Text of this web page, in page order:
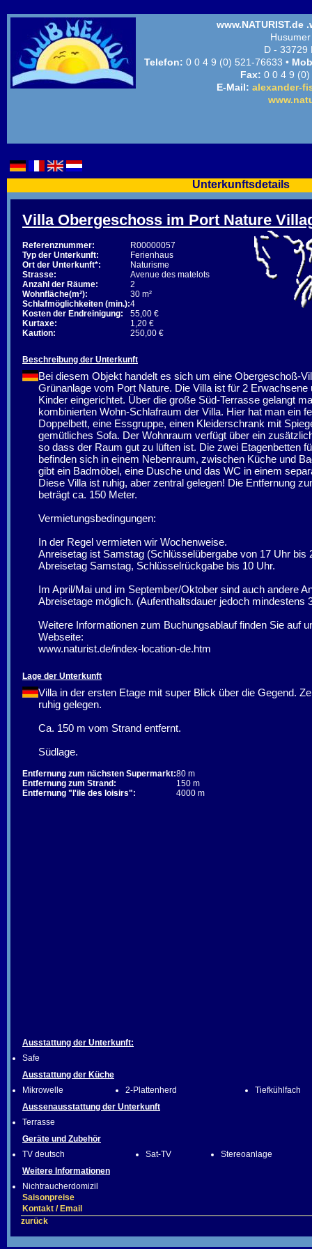
www.NATURIST.de
D - 33729
Telefon: 0 0 4 9 (0) 521-76633 •
Fax: 0 0 4 9
E-Mail: alexander-
Unterkunftsdetails
Villa Obergeschoss im Port Nature
Referenznummer:
R00000057
Typ der Unterkunft:
Ferienhaus
Ort der Unterkunft*:
Naturisme
Strasse:
Avenue des matelots
Anzahl der Räume:
2
Wohnfläche(m²):
30 m²
Schlafmöglichkeiten (min.):4
Kosten der Endreinigung:
55,00 €
Kurtaxe:
1,20 €
Kaution:
250,00 €
Beschreibung der Unterkunft
Bei diesem Objekt handelt es sich um eine Obergeschoß-
Grünanlage vom Port Nature. Die Villa ist für 2 Erwachsene
Kinder eingerichtet. Über die große Süd-Terrasse gelangt
kombinierten Wohn-Schlafraum der Villa. Hier hat man ein
Doppelbett, eine Essgruppe, einen Kleiderschrank mit
gemütliches Sofa. Der Wohnraum verfügt über ein
so dass der Raum gut zu lüften ist. Die zwei Etagenbetten
befinden sich in einem Nebenraum, zwischen Küche und
gibt ein Badmöbel, eine Dusche und das WC in einem
Diese Villa ist ruhig, aber zentral gelegen! Die Entfernung
beträgt ca. 150 Meter.
Vermietungsbedingungen:
In der Regel vermieten wir Wochenweise.
Anreisetag ist Samstag (Schlüsselübergabe von 17 Uhr bis
Abreisetag Samstag, Schlüsselrückgabe bis 10 Uhr.
Im April/Mai und im September/Oktober sind auch andere
Abreisetage möglich. (Aufenthaltsdauer jedoch mindestens
Weitere Informationen zum Buchungsablauf finden Sie auf
Webseite:
www.naturist.de/index-location-de.htm
Lage der Unterkunft
Villa in der ersten Etage mit super Blick über die Gegend.
ruhig gelegen.
Ca. 150 m vom Strand entfernt.
Südlage.
Entfernung zum nächsten Supermarkt:80 m
Entfernung zum Strand:
150 m
Entfernung "l'ile des loisirs":
4000 m
Ausstattung der Unterkunft:
Safe
Ausstattung der Küche
Mikrowelle
2-Plattenherd
Tiefkühlfach
Aussenausstattung der Unterkunft
Terrasse
Geräte und Zubehör
TV deutsch
Sat-TV
Stereoanlage
Weitere Informationen
Nichtraucherdomizil
Saisonpreise
Kontakt / Email
zurück